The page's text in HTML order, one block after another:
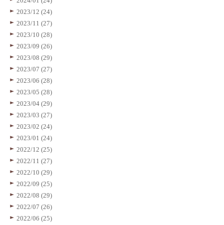
2023/12 (24)
2023/11 (27)
2023/10 (28)
2023/09 (26)
2023/08 (29)
2023/07 (27)
2023/06 (28)
2023/05 (28)
2023/04 (29)
2023/03 (27)
2023/02 (24)
2023/01 (24)
2022/12 (25)
2022/11 (27)
2022/10 (29)
2022/09 (25)
2022/08 (29)
2022/07 (26)
2022/06 (25)